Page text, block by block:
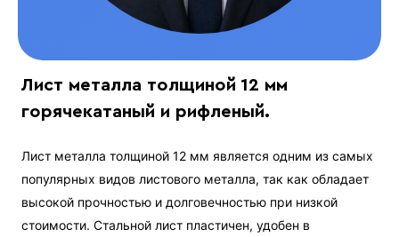
Лист металла толщиной 12 мм
горячекатаный и рифленый.
Лист металла толщиной 12 мм является одним из самых
популярных видов листового металла, так как обладает
высокой прочностью и долговечностью при низкой
стоимости. Стальной лист пластичен, удобен в